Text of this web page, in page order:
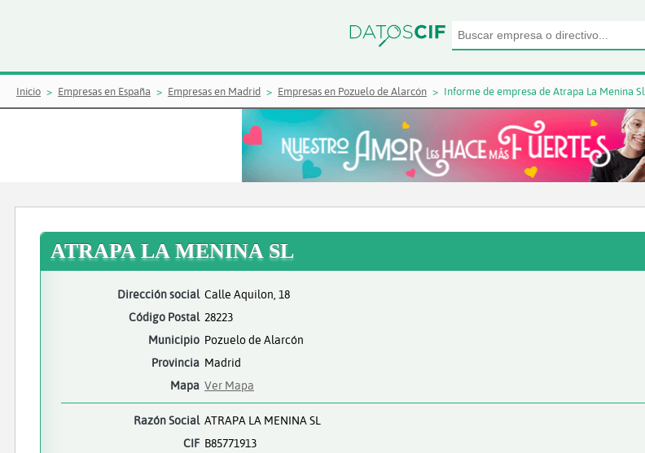
Inicio Empresas en España Empresas en Madrid Empresas en Pozuelo de Alarcón Informe de empresa de Atrapa La Menina Sl
ATRAPA LA MENINA SL
Dirección social Calle Aquilon, 18
Código Postal 28223
Municipio Pozuelo de Alarcón
Provincia Madrid
Mapa Ver Mapa
Razón Social ATRAPA LA MENINA SL
CIF B85771913